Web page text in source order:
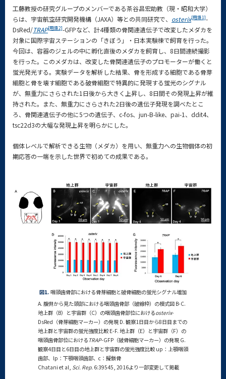
工藤教授の研究グループのメンバーである茶谷昌宏助教（現・昭和大学）
らは、宇宙航空研究開発機構（JAXA）等との共同研究で、 osterix[用語1]-
DsRed/TRAP[用語2]-GFPなど、計4種類の骨関連遺伝子で改変したメダカを
対象に国際宇宙ステーションの「きぼう」・日本実験棟で飼育を行った。
今回は、容器のジェルの中に孵化直後のメダカを飼育し、8日間連続撮影
を行った。このメダカは、改変した骨関連遺伝子のプロモーターが働くと
蛍光発光する。実験データを解析した結果、骨を形成する細胞である骨芽
細胞と骨を壊す細胞である破骨細胞で特異的に発現する蛍光のシグナル
が、無重力にさらされた1日後から大きく上昇し、8日間その発現上昇が維
持された。また、無重力にさらされた2日後の遺伝子発現を調べたとこ
ろ、骨関連遺伝子の他に5つの遺伝子、c-fos、jun-B-like、pai-1、ddit4、
tsc22d3の大幅な発現上昇を明らかにした。
個体レベルで解析できる生物（メダカ）を用い、無重力への生物個体の初
期応答の一端を示した世界で初めての成果である。
図1. 咽頭歯骨部における骨芽細胞と破骨細胞の蛍光シグナル増加
A. 腹側から見た頭部における咽頭歯骨部（破線枠）の模式図 B-C.
地上群（B）と宇宙群（C）の咽頭歯骨部位におけるosterix-
DsRed（骨芽細胞マーカー）の発現 D. 観察1日目から8日目までの
地上群と宇宙群の蛍光強度比較 E-F. 地上群（E）と宇宙群（F）の
咽頭歯骨部位における TRAP-GFP（破骨細胞マーカー）の発現 G.
観察4日目と6日目の地上群と宇宙群の蛍光強度比較 up：上顎咽頭
歯部、lp：下顎咽頭歯部、c：擬鎖骨
Chatani et al, Sci. Rep. 6:39545, 2016より一部変更して掲載